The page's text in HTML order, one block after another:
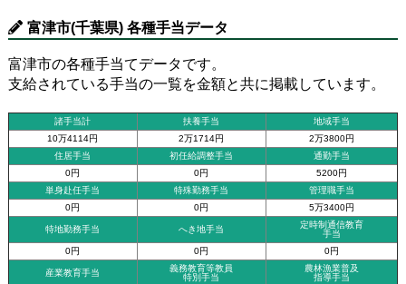
富津市(千葉県) 各種手当データ
富津市の各種手当てデータです。
支給されている手当の一覧を金額と共に掲載しています。
諸手当計 扶養手当
地域手当
10万4114円
2万1714円
2万3800円
住居手当
初任給調整手当
通勤手当
0円
0円
5200円
単身赴任手当
特殊勤務手当
管理職手当
0円
0円 5万3400円
特地勤務手当 へき地手当
定時制通信教育
手当
0円
0円 0円
産業教育手当
義務教育等教員
特別手当
農林漁業普及
指導手当